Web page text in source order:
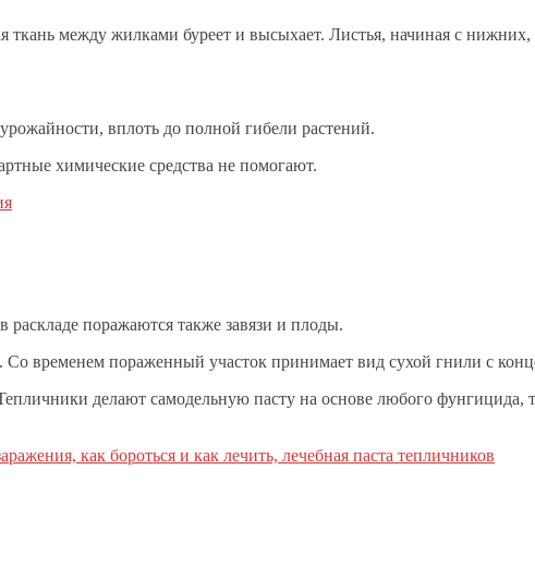
ткань между жилками буреет и высыхает. Листья, начиная с нижних,
вплоть до полной гибели растений.
химические средства не помогают.
поражаются также завязи и плоды.
временем пораженный участок принимает вид сухой гнили с
делают самодельную пасту на основе любого фунгицида,
как бороться и как лечить, лечебная паста тепличников